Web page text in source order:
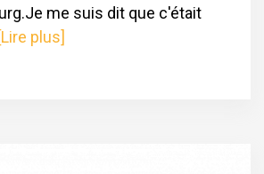
me suis dit que c'était
[Lire plus]